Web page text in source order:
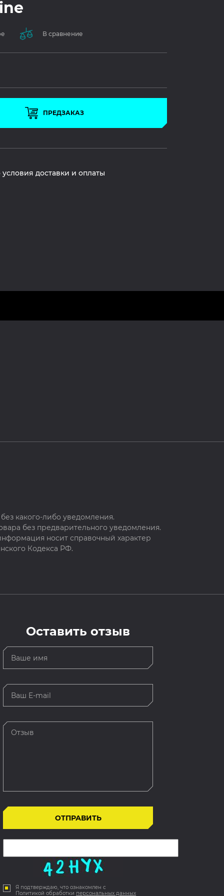
В сравнение
ПРЕДЗАКАЗ
доставки и оплаты
какого-либо уведомления.
без предварительного уведомления.
носит справочный характер
Кодекса РФ.
Оставить отзыв
Я подтверждаю, что ознакомлен с
Политикой обработки персональных данных